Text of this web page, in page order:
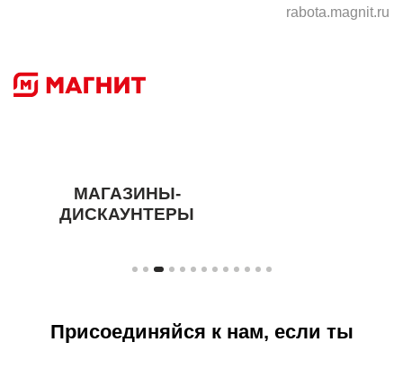
rabota.magnit.ru
МАГАЗИНЫ-
ДИСКАУНТЕРЫ
Присоединяйся к нам, если ты